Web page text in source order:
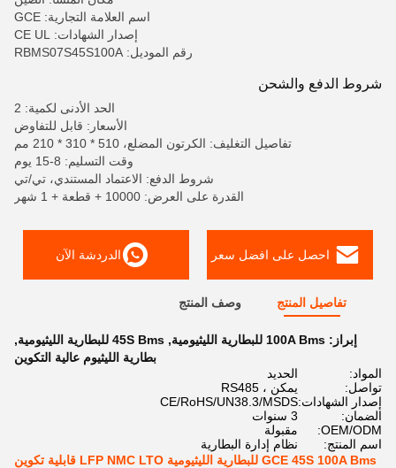
اسم العلامة التجارية: GCE
إصدار الشهادات: CE UL
رقم الموديل: RBMS07S45S100A
شروط الدفع والشحن
الحد الأدنى لكمية: 2
الأسعار: قابل للتفاوض
تفاصيل التغليف: الكرتون المضلع، 510 * 310 * 210 مم
وقت التسليم: 8-15 يوم
شروط الدفع: الاعتماد المستندي، تي/تي
القدرة على العرض: 10000 + قطعة + 1 شهر
احصل على افضل سعر الدردشة الآن
تفاصيل المنتج وصف المنتج
إبراز: 100A Bms للبطارية الليثيومية , 45S Bms للبطارية الليثيومية
,
بطارية الليثيوم عالية التكوين
المواد:
الحديد
تواصل:
يمكن ، RS485
إصدار الشهادات:CE/RoHS/UN38.3/MSDS
الضمان:
3 سنوات
OEM/ODM:
مقبولة
اسم المنتج:
نظام إدارة البطارية
GCE 45S 100A Bms للبطارية الليثيومية LFP NMC LTO قابلية تكوين